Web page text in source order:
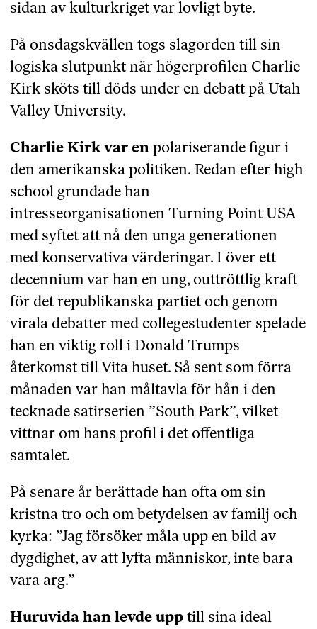
sidan av kulturkriget var lovligt byte.
På onsdagskvällen togs slagorden till sin
logiska slutpunkt när högerprofilen Charlie
Kirk sköts till döds under en debatt på Utah
Valley University.
Charlie Kirk var enpolariserande figur i
den amerikanska politiken. Redan efter high
school grundade han
intresseorganisationen Turning Point USA
med syftet att nå den unga generationen
med konservativa värderingar. I över ett
decennium var han en ung, outtröttlig kraft
för det republikanska partiet och genom
virala debatter med collegestudenter spelade
han en viktig roll i Donald Trumps
återkomst till Vita huset. Så sent som förra
månaden var han måltavla för hån i den
tecknade satirserien ”South Park”, vilket
vittnar om hans profil i det offentliga
samtalet.
På senare år berättade han ofta om sin
kristna tro och om betydelsen av familj och
kyrka: ”Jag försöker måla upp en bild av
dygdighet, av att lyfta människor, inte bara
vara arg.”
Huruvida han levde upp till sina ideal